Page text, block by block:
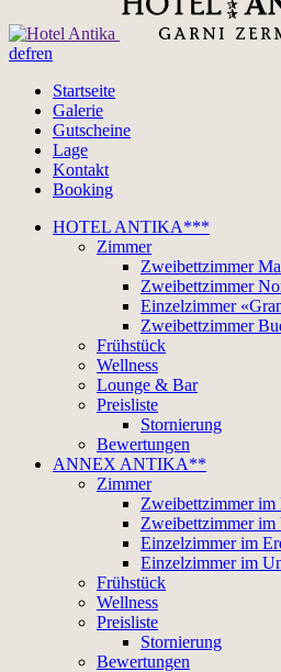
defren
Startseite
Galerie
Gutscheine
Lage
Kontakt
Booking
HOTEL ANTIKA***
Zimmer
Zweibettzimmer
Zweibettzimmer
Einzelzimmer
Zweibettzimmer
Frühstück
Wellness
Lounge & Bar
Preisliste
Stornierung
Bewertungen
ANNEX ANTIKA**
Zimmer
Zweibettzimmer im
Zweibettzimmer im
Einzelzimmer im
Einzelzimmer im
Frühstück
Wellness
Preisliste
Stornierung
Bewertungen